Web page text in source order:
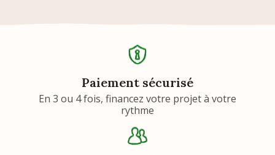
Paiement sécurisé
En 3 ou 4 fois, financez votre projet à votre
rythme